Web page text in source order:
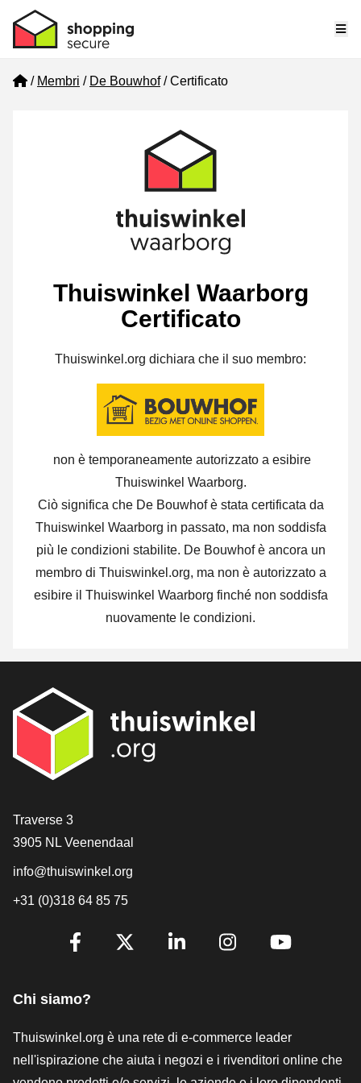
Home
Membri De Bouwhof Certificato
Thuiswinkel Waarborg
Certificato
Thuiswinkel.org dichiara che il suo membro:
non è temporaneamente autorizzato a esibire
Thuiswinkel Waarborg.
Ciò significa che De Bouwhof è stata certificata da
Thuiswinkel Waarborg in passato, ma non soddisfa
più le condizioni stabilite. De Bouwhof è ancora un
membro di Thuiswinkel.org, ma non è autorizzato a
esibire il Thuiswinkel Waarborg finché non soddisfa
nuovamente le condizioni.
[_General:Contact]
Traverse 3
3905 NL Veenendaal
info@thuiswinkel.org
+31 (0)318 64 85 75
[_General:SocialMediaTitle]
Chi siamo?
Thuiswinkel.org è una rete di e-commerce leader
nell'ispirazione che aiuta i negozi e i rivenditori online che